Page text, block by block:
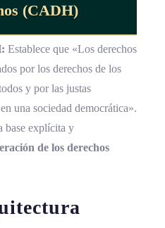
(CADH)
Establece que «Los derechos
por los derechos de los
y por las justas
una sociedad democrática».
base explícita y
de los derechos